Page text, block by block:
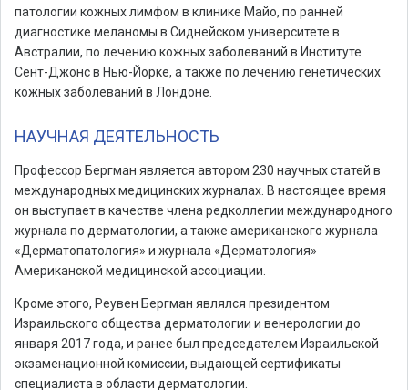
патологии кожных лимфом в клинике Майо, по ранней
диагностике меланомы в Сиднейском университете в
Австралии, по лечению кожных заболеваний в Институте
Сент-Джонс в Нью-Йорке, а также по лечению генетических
кожных заболеваний в Лондоне.
НАУЧНАЯ ДЕЯТЕЛЬНОСТЬ
Профессор Бергман является автором 230 научных статей в
международных медицинских журналах. В настоящее время
он выступает в качестве члена редколлегии международного
журнала по дерматологии, а также американского журнала
«Дерматопатология» и журнала «Дерматология»
Американской медицинской ассоциации.
Кроме этого, Реувен Бергман являлся президентом
Израильского общества дерматологии и венерологии до
января 2017 года, и ранее был председателем Израильской
экзаменационной комиссии, выдающей сертификаты
специалиста в области дерматологии.